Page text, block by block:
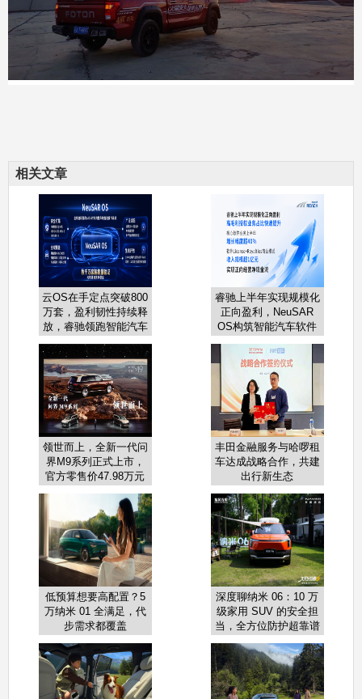
相关文章
云OS在手定点突破800
万套，盈利韧性持续释
放，睿驰领跑智能汽车
软件增长新周期
睿驰上半年实现规模化
正向盈利，NeuSAR
OS构筑智能汽车软件
增长新引擎
领世而上，全新一代问
界M9系列正式上市，
官方零售价47.98万元
丰田金融服务与哈啰租
车达成战略合作，共建
出行新生态
低预算想要高配置？5
万纳米 01 全满足，代
步需求都覆盖
深度聊纳米 06：10 万
级家用 SUV 的安全担
当，全方位防护超靠谱